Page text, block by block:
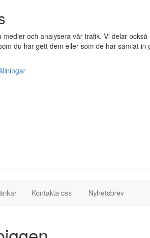
och analysera vår trafik. Vi delar
du har gett dem eller som de har samlat
Kontakta oss(current)Nyhetsbrev(current)